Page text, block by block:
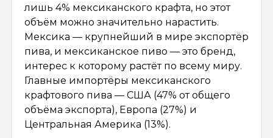
лишь 4% мексиканского крафта, но этот
объём можно значительно нарастить.
Мексика — крупнейший в мире экспортёр
пива, и мексиканское пиво — это бренд,
интерес к которому растёт по всему миру.
Главные импортёры мексиканского
крафтового пива — США (47% от общего
объёма экспорта), Европа (27%) и
Центральная Америка (13%).